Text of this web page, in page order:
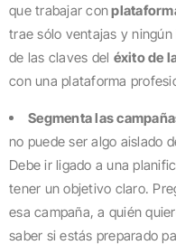
que trabajar con
trae sólo ventajas y
de las claves del éxito de
con una plataforma
Segmenta las
no puede ser algo aislado
Debe ir ligado a una
tener un objetivo claro.
esa campaña, a quién
saber si estás preparado